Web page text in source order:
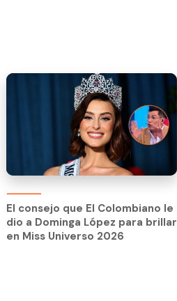
dio a Dominga López para brillar
en Miss Universo 2026
El consejo que El Colombiano le
dio a Dominga López para brillar
en Miss Universo 2026